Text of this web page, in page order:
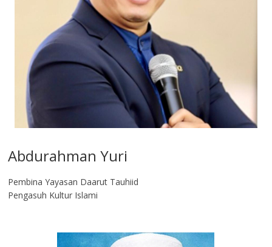
Abdurahman Yuri
Pembina Yayasan Daarut Tauhiid
Pengasuh Kultur Islami